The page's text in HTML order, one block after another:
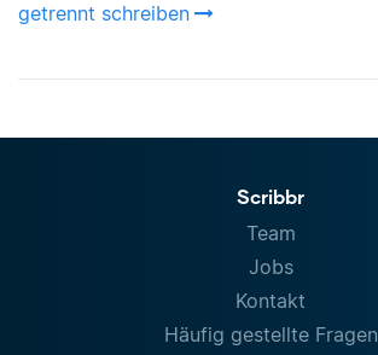
getrennt schreiben
Scribbr
Team
Jobs
Kontakt
Häufig gestellte Fragen